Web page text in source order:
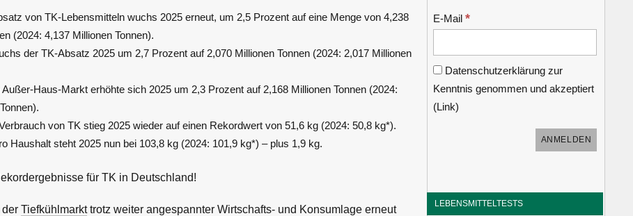
von TK-Lebensmitteln wuchs 2025 erneut, um 2,5 Prozent auf eine Menge von 4,238
(2024: 4,137 Millionen Tonnen).
der TK-Absatz 2025 um 2,7 Prozent auf 2,070 Millionen Tonnen (2024: 2,017 Millionen
Haus-Markt erhöhte sich 2025 um 2,3 Prozent auf 2,168 Millionen Tonnen (2024:
von TK stieg 2025 wieder auf einen Rekordwert von 51,6 kg (2024: 50,8 kg*).
Haushalt steht 2025 nun bei 103,8 kg (2024: 101,9 kg*) – plus 1,9 kg.
für TK in Deutschland!
der Tiefkühlmarkttrotz weiter angespannter Wirtschafts- und Konsumlage erneut
E-Mail*
Datenschutzerklärung zur
Kenntnis genommen und akzeptiert
(Link)
LEBENSMITTELTESTS